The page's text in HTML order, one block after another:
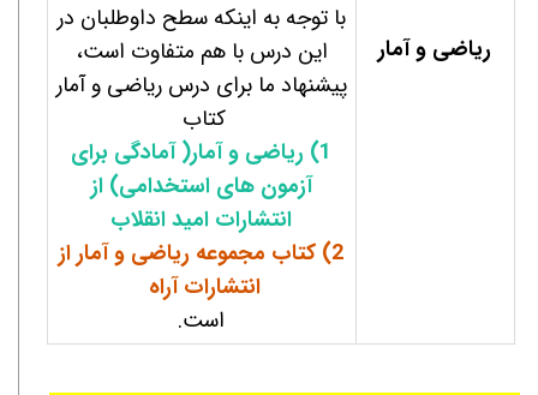
ریاضی و آمار
با توجه به اینکه سطح داوطلبان در
این درس با هم متفاوت است،
پیشنهاد ما برای درس ریاضی و آمار
کتاب
1) ریاضی و آمار( آمادگی برای
آزمون های استخدامی) از
انتشارات امید انقلاب
2) کتاب مجموعه ریاضی و آمار از
انتشارات آراه
است.